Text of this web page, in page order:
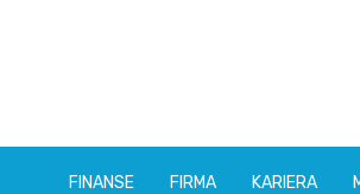
FINANSE FIRMA KARIERA